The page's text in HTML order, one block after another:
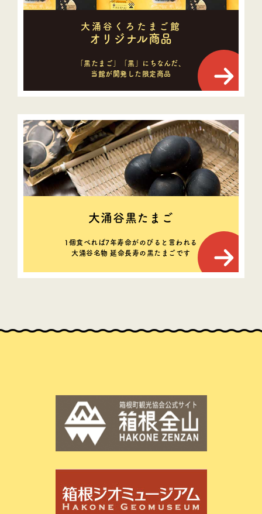
大涌谷くろたまご館
オリジナル商品
「黒たまご」「黒」にちなんだ、
当館が開発した限定商品
大涌谷黒たまご
1個食べれば7年寿命がのびると言われる
大涌谷名物 延命長寿の黒たまごです